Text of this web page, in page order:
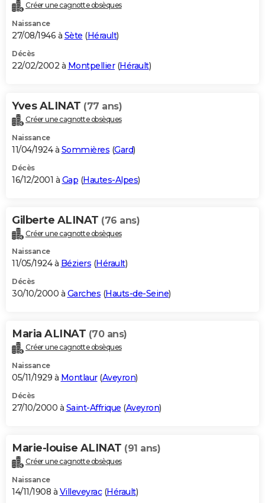
Créer une cagnotte obsèques
Naissance
27/08/1946 à Sète (Hérault)
Décès
22/02/2002 à Montpellier(Hérault)
Yves ALINAT (77 ans)
Créer une cagnotte obsèques
Naissance
11/04/1924 à Sommières (Gard)
Décès
16/12/2001 à Gap (Hautes-Alpes)
Gilberte ALINAT (76 ans)
Créer une cagnotte obsèques
Naissance
11/05/1924 à Béziers (Hérault)
Décès
30/10/2000 à Garches (Hauts-de-Seine)
Maria ALINAT (70 ans)
Créer une cagnotte obsèques
Naissance
05/11/1929 à Montlaur(Aveyron)
Décès
27/10/2000 à Saint-Affrique (Aveyron)
Marie-louise ALINAT (91 ans)
Créer une cagnotte obsèques
Naissance
14/11/1908 à Villeveyrac(Hérault)